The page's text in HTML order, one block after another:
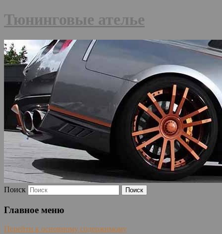
Тюнинговые ателье
Поиск
Главное меню
Перейти к основному содержимому